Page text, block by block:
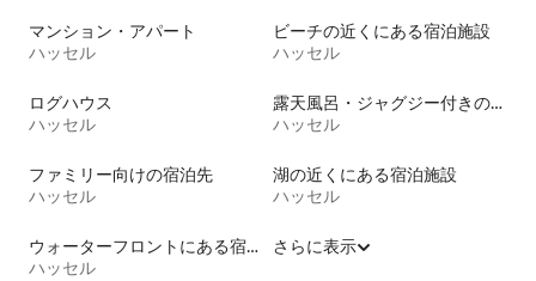
マンション・アパート
ハッセル
ビーチの近くにある宿泊施設
ハッセル
ログハウス
ハッセル
露天風呂・ジャグジー付きの宿泊施設
ハッセル
ファミリー向けの宿泊先
ハッセル
湖の近くにある宿泊施設
ハッセル
ウォーターフロントにある宿泊施設
ハッセル
さらに表示